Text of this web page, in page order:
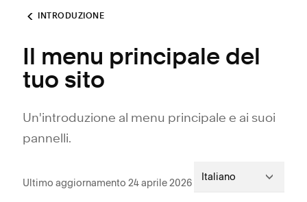
INTRODUZIONE
Il menu principale del
tuo sito
Un'introduzione al menu principale e ai suoi
pannelli.
Ultimo aggiornamento 24 aprile 2026 Italiano